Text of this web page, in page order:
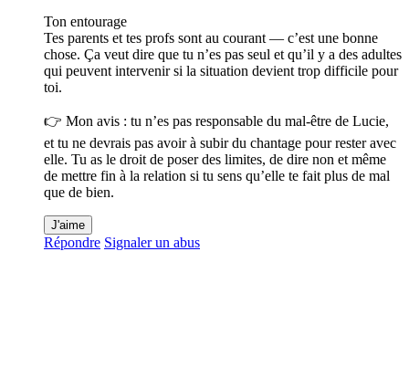
Ton entourage
Tes parents et tes profs sont au courant — c’est une bonne
chose. Ça veut dire que tu n’es pas seul et qu’il y a des adultes
qui peuvent intervenir si la situation devient trop difficile pour
toi.
👉 Mon avis : tu n’es pas responsable du mal-être de Lucie,
et tu ne devrais pas avoir à subir du chantage pour rester avec
elle. Tu as le droit de poser des limites, de dire non et même
de mettre fin à la relation si tu sens qu’elle te fait plus de mal
que de bien.
J'aime
Répondre Signaler un abus